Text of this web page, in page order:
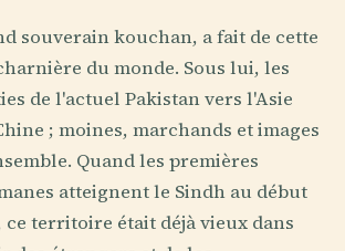
souverain kouchan, a fait de cette
du monde. Sous lui, les
de l'actuel Pakistan vers l'Asie
; moines, marchands et images
Quand les premières
atteignent le Sindh au début
ce territoire était déjà vieux dans